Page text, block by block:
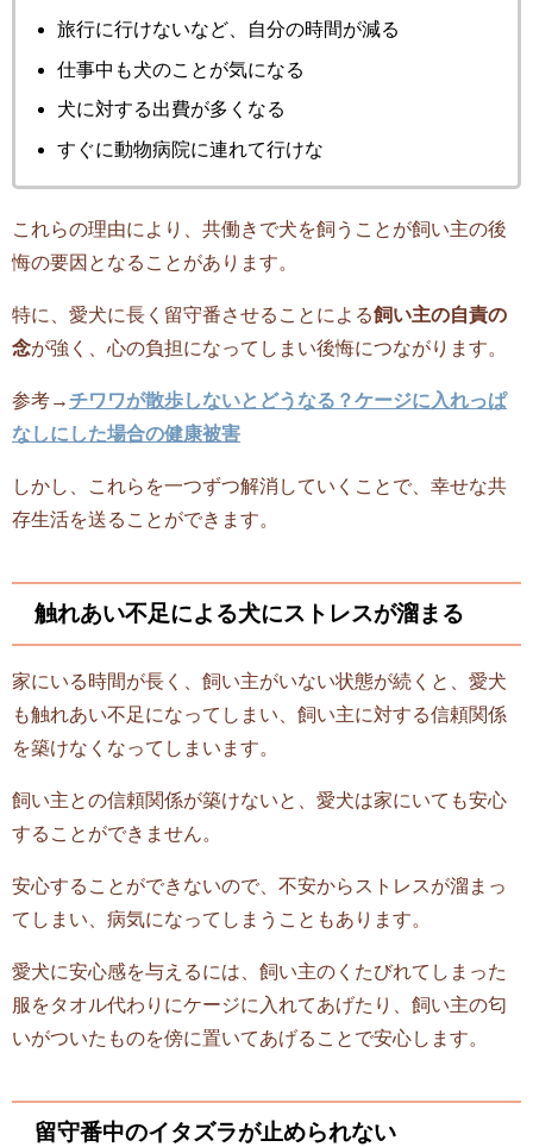
旅行に行けないなど、自分の時間が減る
仕事中も犬のことが気になる
犬に対する出費が多くなる
すぐに動物病院に連れて行けな
これらの理由により、共働きで犬を飼うことが飼い主の後
悔の要因となることがあります。
特に、愛犬に長く留守番させることによる飼い主の自責の
念が強く、心の負担になってしまい後悔につながります。
参考→チワワが散歩しないとどうなる？ケージに入れっぱ
なしにした場合の健康被害
しかし、これらを一つずつ解消していくことで、幸せな共
存生活を送ることができます。
触れあい不足による犬にストレスが溜まる
家にいる時間が長く、飼い主がいない状態が続くと、愛犬
も触れあい不足になってしまい、飼い主に対する信頼関係
を築けなくなってしまいます。
飼い主との信頼関係が築けないと、愛犬は家にいても安心
することができません。
安心することができないので、不安からストレスが溜まっ
てしまい、病気になってしまうこともあります。
愛犬に安心感を与えるには、飼い主のくたびれてしまった
服をタオル代わりにケージに入れてあげたり、飼い主の匂
いがついたものを傍に置いてあげることで安心します。
留守番中のイタズラが止められない